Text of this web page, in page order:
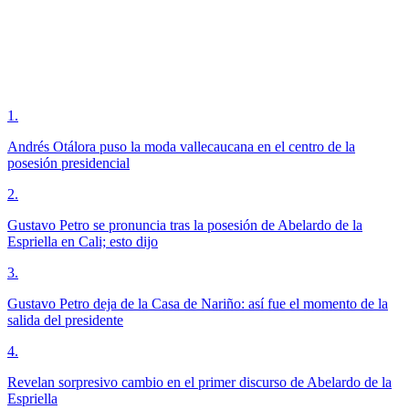
1 .
Andrés Otálora puso la moda vallecaucana en el centro de la
posesión presidencial
2.
Gustavo Petro se pronuncia tras la posesión de Abelardo de la
Espriella en Cali; esto dijo
3.
Gustavo Petro deja de la Casa de Nariño: así fue el momento de la
salida del presidente
4.
Revelan sorpresivo cambio en el primer discurso de Abelardo de la
Espriella